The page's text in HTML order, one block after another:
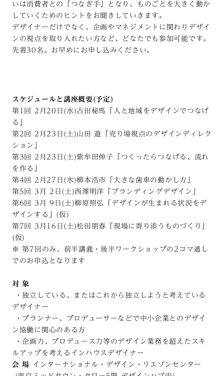
いは消費者との「つなぎ手」となり、ものごとを大きく動か
していくためのヒントをお聞きしていきます。
デザイナーだけでなく、企画やマネジメントに関わりデザイ
ンの視点を取り入れたい方など、どなたでも参加可能です。
先着30名。お早めにお申し込みください。
スケジュールと講座概要(予定)
第1回 2月20日(水)古田秘馬「人と地域をデザインでつなげ
る」
第2回 2月23日(土)山田 遊「売り場視点のデザインディレク
ション」
第3回 2月23日(土)紫牟田伸子「つくったらつなげる、流れ
を作る」
第4回 2月27日(水)柳本浩市「大きな歯車の動かし方」
第5回 3月 2日(土)西澤明洋「ブランディングデザイン」
第6回 3月 9日(土)柳原照弘「デザインが生まれる状況をデ
ザインする」(仮)
第7回 3月16日(土)松田朋春「現場に寄り添うものづくり」
(仮)
※ 第7回のみ、前半講義・後半ワークショップの2コマ通し
でのお申込となります
対 象
・独立している、またはこれから独立しようと考えている
デザイナー
・プランナー、プロデューサーなどで中小企業とのデザイ
ン協働に関心のある方
・企画力、プロデュース力等のデザイン業務を超えたスキ
ルアップを考えるインハウスデザイナー
会 場 インターナショナル・デザイン・リエゾンセンター